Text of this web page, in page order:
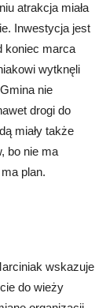
atrakcja miała
Inwestycja jest
koniec marca
wytknęli
nie
drogi do
miały także
bo nie ma
plan.
wskazuje
do wieży